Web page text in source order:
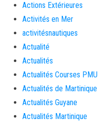
Actions Extérieures
Activités en Mer
activitésnautiques
Actualité
Actualités
Actualités Courses PMU
Actualités de Martinique
Actualités Guyane
Actualités Martinique